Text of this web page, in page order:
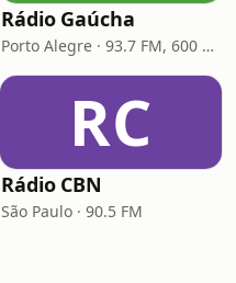
Rádio Gaúcha
Porto Alegre · 93.7 FM, 600 AM
RC
Rádio CBN
São Paulo · 90.5 FM